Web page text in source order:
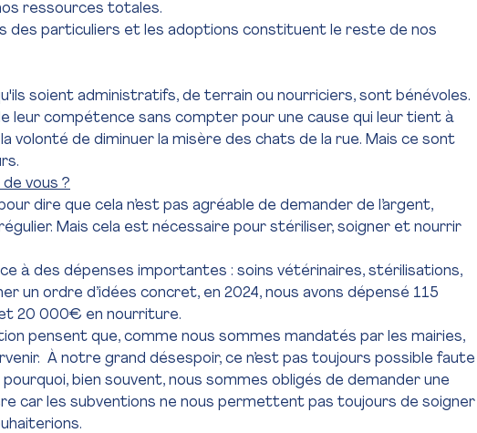
ressources totales.
des particuliers et les adoptions constituent le reste de nos
soient administratifs, de terrain ou nourriciers, sont bénévoles.
leur compétence sans compter pour une cause qui leur tient à
volonté de diminuer la misère des chats de la rue. Mais ce sont
vous ?
dire que cela n’est pas agréable de demander de l’argent,
Mais cela est nécessaire pour stériliser, soigner et nourrir
à des dépenses importantes : soins vétérinaires, stérilisations,
un ordre d’idées concret, en 2024, nous avons dépensé 115
20 000€ en nourriture.
pensent que, comme nous sommes mandatés par les mairies,
À notre grand désespoir, ce n’est pas toujours possible faute
bien souvent, nous sommes obligés de demander une
car les subventions ne nous permettent pas toujours de soigner